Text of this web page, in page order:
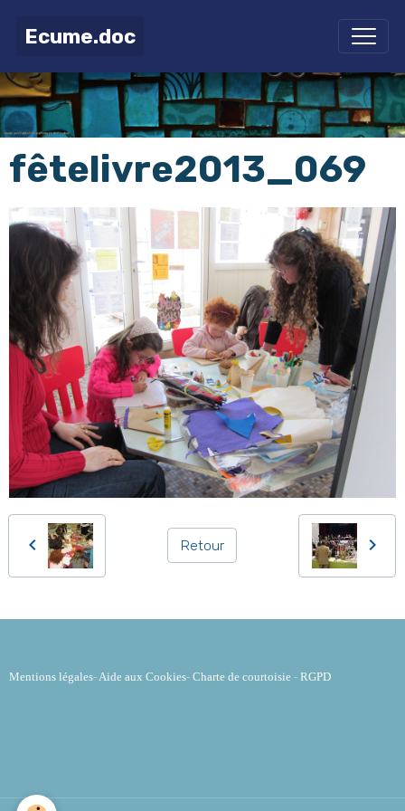
Ecume.doc
fêtelivre2013_069
Retour
Mentions légales- Aide aux Cookies- Charte de courtoisie - RGPD